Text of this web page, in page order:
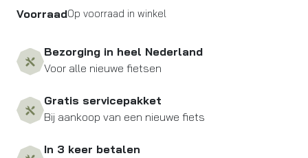
VoorraadOp voorraad in winkel
Bezorging in heel Nederland
Voor alle nieuwe fietsen
Gratis servicepakket
Bij aankoop van een nieuwe fiets
In 3 keer betalen